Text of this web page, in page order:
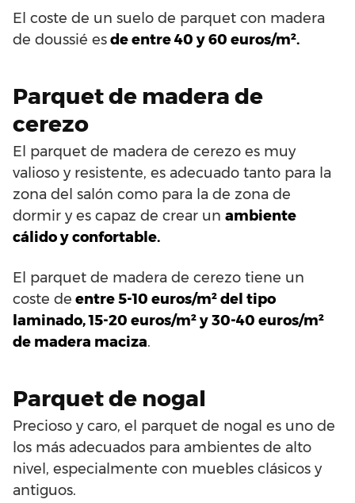
El coste de un suelo de parquet con madera
de doussié esde entre 40 y 60 euros/m².
Parquet de madera de
cerezo
El parquet de madera de cerezo es muy
valioso y resistente, es adecuado tanto para la
zona del salón como para la de zona de
dormir y es capaz de crear un ambiente
cálido y confortable.
El parquet de madera de cerezo tiene un
coste de entre 5-10 euros/m² del tipo
laminado, 15-20 euros/m² y 30-40 euros/m²
de madera maciza.
Parquet de nogal
Precioso y caro, el parquet de nogal es uno de
los más adecuados para ambientes de alto
nivel, especialmente con muebles clásicos y
antiguos.